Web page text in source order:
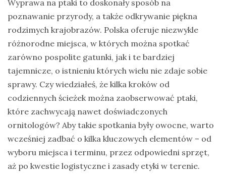
Wyprawa na ptaki to doskonały sposób na
poznawanie przyrody, a także odkrywanie piękna
rodzimych krajobrazów. Polska oferuje niezwykle
różnorodne miejsca, w których można spotkać
zarówno pospolite gatunki, jak i te bardziej
tajemnicze, o istnieniu których wielu nie zdaje sobie
sprawy. Czy wiedziałeś, że kilka kroków od
codziennych ścieżek można zaobserwować ptaki,
które zachwycają nawet doświadczonych
ornitologów? Aby takie spotkania były owocne, warto
wcześniej zadbać o kilka kluczowych elementów – od
wyboru miejsca i terminu, przez odpowiedni sprzęt,
aż po kwestie logistyczne i zasady etyki w terenie.
Ssaki
Wyprawy
TAGI
azja
bekasowate
birdwatching
biwak